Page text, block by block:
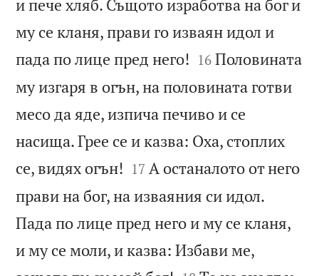
и пече хляб. Същото изработва на бог и
му се кланя, прави го изваян идол и
пада по лице пред него! 

16 Половината
му изгаря в огън, на половината готви
месо да яде, изпича печиво и се
насища. Грее се и казва: Оха, стоплих
се, видях огън! 

17 А останалото от него
прави на бог, на изваяния си идол.
Пада по лице пред него и му се кланя,
и му се моли, и казва: Избави ме,